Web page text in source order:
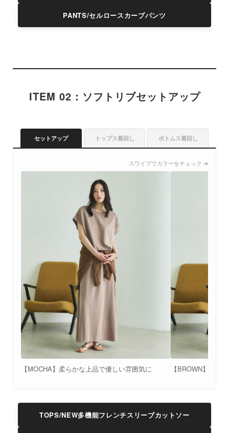
PANTS/セルロースカーブパンツ
ITEM 02：ソフトリブセットアップ
セットアップ トップス着回し ボトムス着回し
スワイプでカラーをチェック ➔
【MOCHA】柔らかな上品で優しい雰囲気に 【BROWN】こな
TOPS/NEW多機能フレンチスリーブカットソー